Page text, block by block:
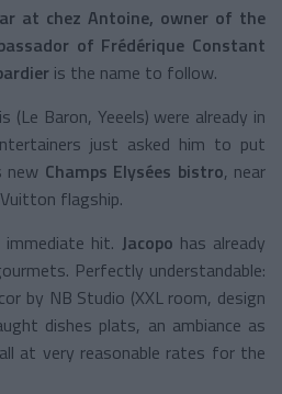
at chez Antoine, owner of the
of Frédérique Constant
is the name to follow.
(Le Baron, Yeeels) were already in
just asked him to put
new Champs Elysées bistro, near
flagship.
hit. Jacopo has already
Perfectly understandable:
by NB Studio (XXL room, design
dishes plats, an ambiance as
at very reasonable rates for the